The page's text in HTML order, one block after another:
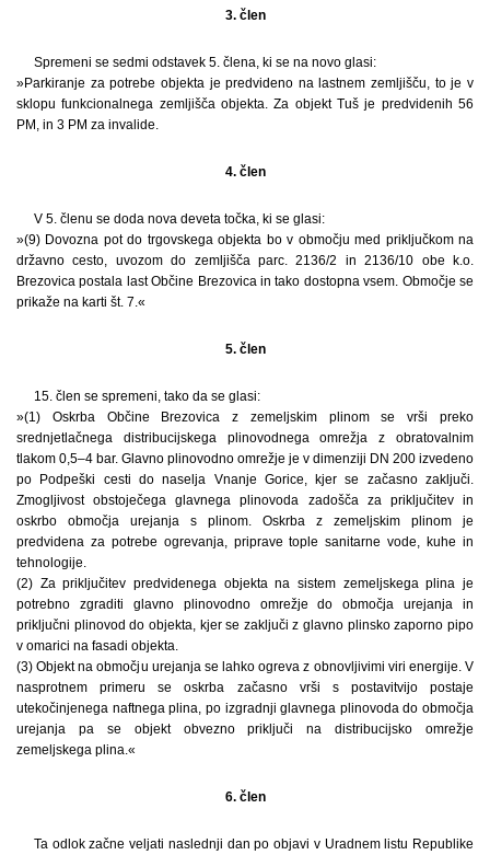
3. člen
Spremeni se sedmi odstavek 5. člena, ki se na novo glasi:
»Parkiranje za potrebe objekta je predvideno na lastnem zemljišču, to je v
sklopu funkcionalnega zemljišča objekta. Za objekt Tuš je predvidenih 56
PM, in 3 PM za invalide.
4. člen
V 5. členu se doda nova deveta točka, ki se glasi:
»(9) Dovozna pot do trgovskega objekta bo v območju med priključkom na
državno cesto, uvozom do zemljišča parc. 2136/2 in 2136/10 obe k.o.
Brezovica postala last Občine Brezovica in tako dostopna vsem. Območje se
prikaže na karti št. 7.«
5. člen
15. člen se spremeni, tako da se glasi:
»(1) Oskrba Občine Brezovica z zemeljskim plinom se vrši preko
srednjetlačnega distribucijskega plinovodnega omrežja z obratovalnim
tlakom 0,5–4 bar. Glavno plinovodno omrežje je v dimenziji DN 200 izvedeno
po Podpeški cesti do naselja Vnanje Gorice, kjer se začasno zaključi.
Zmogljivost obstoječega glavnega plinovoda zadošča za priključitev in
oskrbo območja urejanja s plinom. Oskrba z zemeljskim plinom je
predvidena za potrebe ogrevanja, priprave tople sanitarne vode, kuhe in
tehnologije.
(2) Za priključitev predvidenega objekta na sistem zemeljskega plina je
potrebno zgraditi glavno plinovodno omrežje do območja urejanja in
priključni plinovod do objekta, kjer se zaključi z glavno plinsko zaporno pipo
v omarici na fasadi objekta.
(3) Objekt na območju urejanja se lahko ogreva z obnovljivimi viri energije. V
nasprotnem primeru se oskrba začasno vrši s postavitvijo postaje
utekočinjenega naftnega plina, po izgradnji glavnega plinovoda do območja
urejanja pa se objekt obvezno priključi na distribucijsko omrežje
zemeljskega plina.«
6. člen
Ta odlok začne veljati naslednji dan po objavi v Uradnem listu Republike